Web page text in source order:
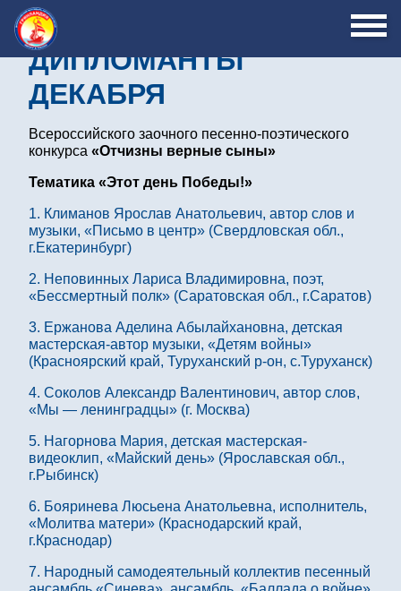
ДИПЛОМАНТЫ
ДЕКАБРЯ
Всероссийского заочного песенно-поэтического
конкурса «Отчизны верные сыны»
Тематика «Этот день Победы!»
1. Климанов Ярослав Анатольевич, автор слов и
музыки, «Письмо в центр» (Свердловская обл.,
г.Екатеринбург)
2. Неповинных Лариса Владимировна, поэт,
«Бессмертный полк» (Саратовская обл., г.Саратов)
3. Ержанова Аделина Абылайхановна, детская
мастерская-автор музыки, «Детям войны»
(Красноярский край, Туруханский р-он, с.Туруханск)
4. Соколов Александр Валентинович, автор слов,
«Мы — ленинградцы» (г. Москва)
5. Нагорнова Мария, детская мастерская-
видеоклип, «Майский день» (Ярославская обл.,
г.Рыбинск)
6. Бояринева Люсьена Анатольевна, исполнитель,
«Молитва матери» (Краснодарский край,
г.Краснодар)
7. Народный самодеятельный коллектив песенный